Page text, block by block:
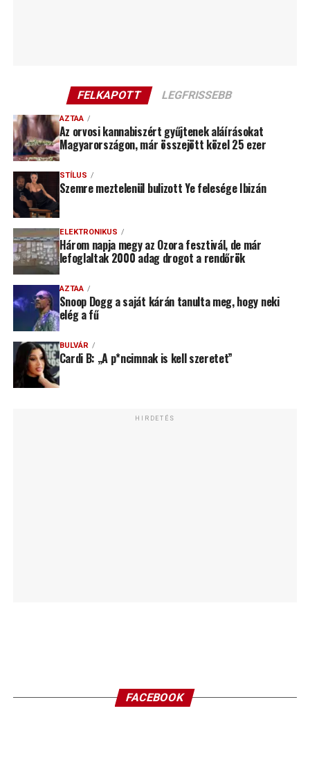
FELKAPOTT LEGFRISSEBB
AZTAA
Az orvosi kannabiszért gyűjtenek aláírásokat
Magyarországon, már összejött közel 25 ezer
STÍLUS
Szemre meztelenül bulizott Ye felesége Ibizán
ELEKTRONIKUS
Három napja megy az Ozora fesztivál, de már
lefoglaltak 2000 adag drogot a rendőrök
AZTAA
Snoop Dogg a saját kárán tanulta meg, hogy neki
elég a fű
BULVÁR
Cardi B: „A p*ncimnak is kell szeretet”
HIRDETÉS
FACEBOOK